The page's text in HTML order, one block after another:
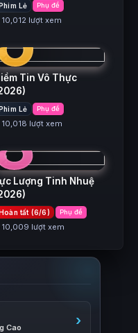
Lẻ Phụ đề
lượt xem
Tin Vô Thực
Lẻ Phụ đề
lượt xem
Lượng Tinh Nhuệ
tất (6/6) Phụ đề
lượt xem
Cao